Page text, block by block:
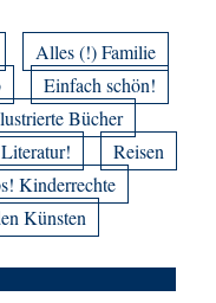
Alles (!) Familie
Einfach schön!
Bücher
Literatur!
Reisen
Kinderrechte
Künsten